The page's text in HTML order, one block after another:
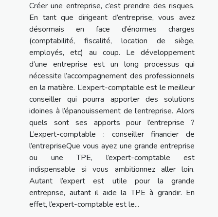
Créer une entreprise, c’est prendre des risques.
En tant que dirigeant d’entreprise, vous avez
désormais en face d’énormes charges
(comptabilité, fiscalité, location de siège,
employés, etc) au coup. Le développement
d’une entreprise est un long processus qui
nécessite l’accompagnement des professionnels
en la matière. L’expert-comptable est le meilleur
conseiller qui pourra apporter des solutions
idoines à l’épanouissement de l’entreprise. Alors
quels sont ses apports pour l’entreprise ?
L’expert-comptable : conseiller financier de
l’entrepriseQue vous ayez une grande entreprise
ou une TPE, l’expert-comptable est
indispensable si vous ambitionnez aller loin.
Autant l’expert est utile pour la grande
entreprise, autant il aide la TPE à grandir. En
effet, l’expert-comptable est le...